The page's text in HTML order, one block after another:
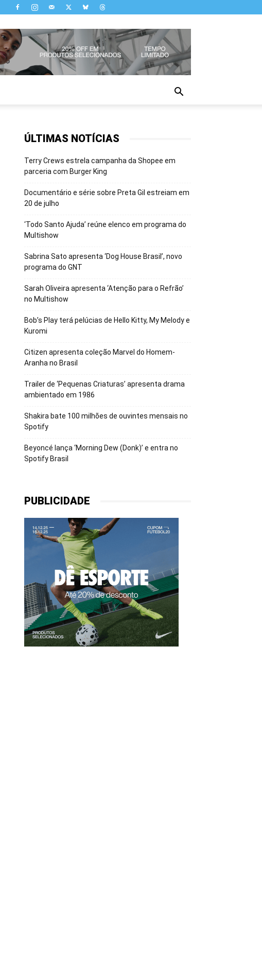
ÚLTIMAS NOTÍCIAS
Terry Crews estrela campanha da Shopee em
parceria com Burger King
Documentário e série sobre Preta Gil estreiam em
20 de julho
‘Todo Santo Ajuda’ reúne elenco em programa do
Multishow
Sabrina Sato apresenta ‘Dog House Brasil’, novo
programa do GNT
Sarah Oliveira apresenta ‘Atenção para o Refrão’
no Multishow
Bob’s Play terá pelúcias de Hello Kitty, My Melody e
Kuromi
Citizen apresenta coleção Marvel do Homem-
Aranha no Brasil
Trailer de ‘Pequenas Criaturas’ apresenta drama
ambientado em 1986
Shakira bate 100 milhões de ouvintes mensais no
Spotify
Beyoncé lança ‘Morning Dew (Donk)’ e entra no
Spotify Brasil
PUBLICIDADE